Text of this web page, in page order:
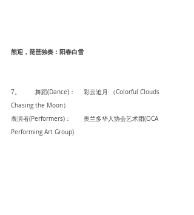
熊迎，琵琶独奏：阳春白雪
7。	舞蹈(Dance)： 	彩云追月 （Colorful Clouds
Chasing the Moon）
表演者(Performers)：	奥兰多华人协会艺术团(OCA
Performing Art Group)